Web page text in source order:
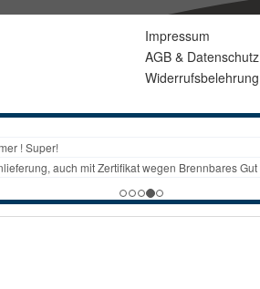
Impressum
AGB & Datenschutz
Widerrufsbelehrung